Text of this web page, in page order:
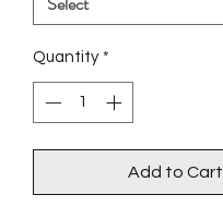
Quantity *
Add to Cart